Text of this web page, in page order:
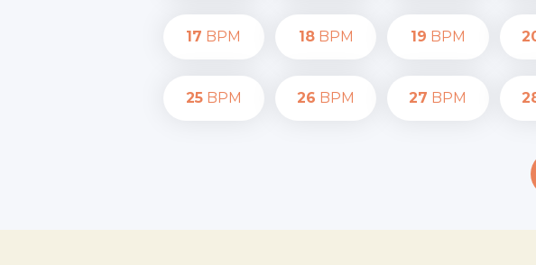
17 BPM 18BPM 19 BPM
25BPM 26 BPM 27 BPM